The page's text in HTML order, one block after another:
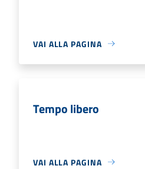
VAI ALLA PAGINA
Tempo libero
VAI ALLA PAGINA